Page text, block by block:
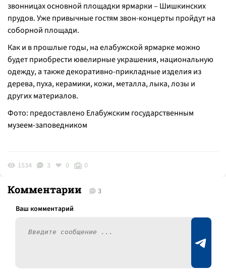
звонницах основной площадки ярмарки – Шишкинских
прудов. Уже привычные гостям звон-концерты пройдут на
соборной площади.
Как и в прошлые годы, на елабужской ярмарке можно
будет приобрести ювелирные украшения, национальную
одежду, а также декоративно-прикладные изделия из
дерева, пуха, керамики, кожи, металла, лыка, лозы и
других материалов.
Фото: предоставлено Елабужским государственным
музеем-заповедником
1534 3 0 0
Комментарии 3